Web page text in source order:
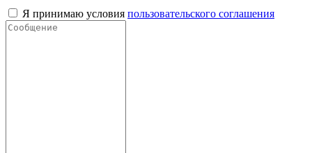
Я принимаю условия пользовательского соглашения